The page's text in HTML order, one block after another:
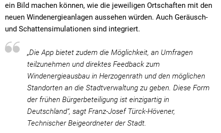
ein Bild machen können, wie die jeweiligen Ortschaften mit den
neuen Windenergieanlagen aussehen würden. Auch Geräusch-
und Schattensimulationen sind integriert.
„Die App bietet zudem die Möglichkeit, an Umfragen
teilzunehmen und direktes Feedback zum
Windenergieausbau in Herzogenrath und den möglichen
Standorten an die Stadtverwaltung zu geben. Diese Form
der frühen Bürgerbeteiligung ist einzigartig in
Deutschland“, sagt Franz-Josef Türck-Hövener,
Technischer Beigeordneter der Stadt.